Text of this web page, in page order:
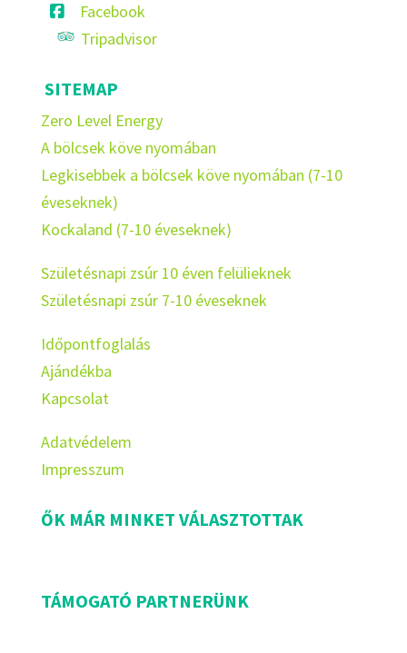
Facebook
Tripadvisor
SITEMAP
Zero Level Energy
A bölcsek köve nyomában
Legkisebbek a bölcsek köve nyomában (7-10
éveseknek)
Kockaland (7-10 éveseknek)
Születésnapi zsúr 10 éven felülieknek
Születésnapi zsúr 7-10 éveseknek
Időpontfoglalás
Ajándékba
Kapcsolat
Adatvédelem
Impresszum
ŐK MÁR MINKET VÁLASZTOTTAK
TÁMOGATÓ PARTNERÜNK